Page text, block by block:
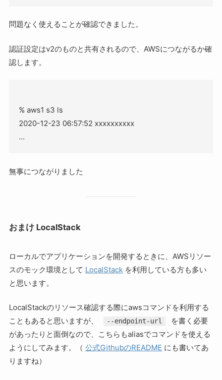
問題なく使えることが確認できました。
認証設定はv2のものと共有されるので、AWSにつながるか確
認します。
% aws1 s3 ls
2020-12-23 06:57:52 xxxxxxxxxx
無事につながりました
おまけ LocalStack
ローカルでアプリケーションを開発するときに、AWSリソー
スのモック環境として LocalStackを利用している方も多い
と思います。
LocalStackのリソース確認する際にawsコマンドを利用する
こともあると思いますが、
--endpoint-url
を書く必要
があったりと面倒なので、こちらもaliasでコマンドを使える
ようにしてみます。（ 公式GithubのREADME にも書いてあ
りますね）